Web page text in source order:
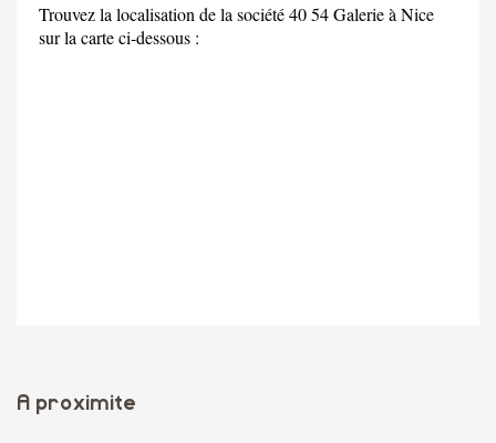
Trouvez la localisation de la société 40 54 Galerie à Nice
sur la carte ci-dessous :
A proximite